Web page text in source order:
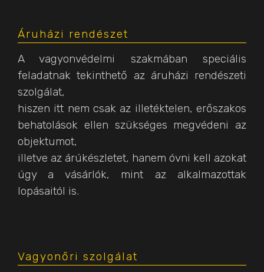
Áruházi rendészet
A vagyonvédelmi szakmában speciális
feladatnak tekinthető az áruházi rendészeti
szolgálat,
hiszen itt nem csak az illetéktelen, erőszakos
behatolások ellen szükséges megvédeni az
objektumot,
illetve az árúkészletet, hanem óvni kell azokat
úgy a vásárlók, mint az alkalmazottak
lopásaitól is.
Vagyonőri szolgálat